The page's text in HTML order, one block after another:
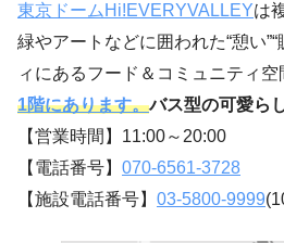
東京ドームHi!EVERYVALLEYは
緑やアートなどに囲われた“憩い
ィにあるフード＆コミュニティ空
1階にあります。バス型の可愛ら
【営業時間】11:00～20:00
【電話番号】 070-6561-3728
【施設電話番号】 03-5800-9999